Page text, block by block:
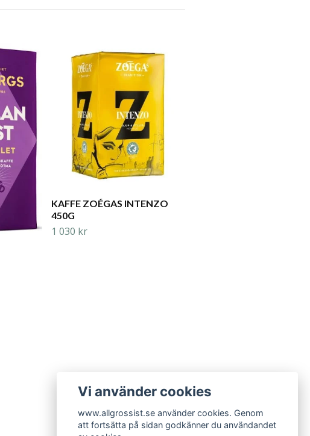
KAFFE ZOÉGAS INTENZO
450G
1 030 kr
Vi använder cookies
www.allgrossist.se använder cookies. Genom
att fortsätta på sidan godkänner du användandet